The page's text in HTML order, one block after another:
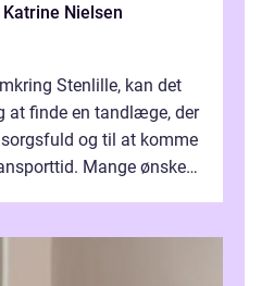
Katrine Nielsen
Stenlille, kan det
at finde en tandlæge, der
og til at komme
Mange ønsker